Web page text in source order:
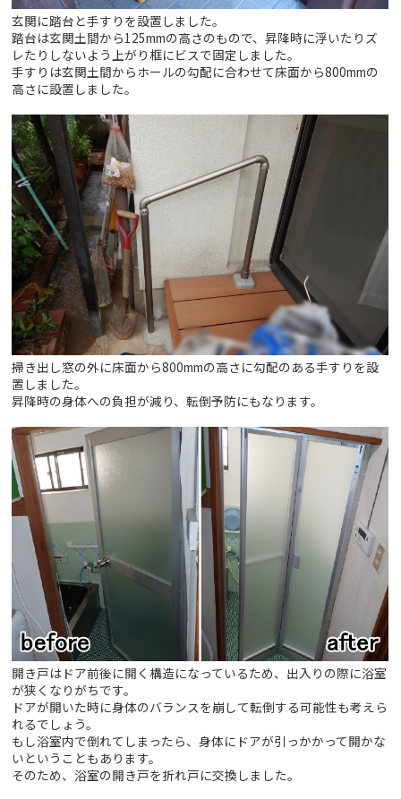
玄関に踏台と手すりを設置しました。
踏台は玄関土間から125mmの高さのもので、昇降時に浮いたりズ
レたりしないよう上がり框にビスで固定しました。
手すりは玄関土間からホールの勾配に合わせて床面から800mmの
高さに設置しました。
掃き出し窓の外に床面から800mmの高さに勾配のある手すりを設
置しました。
昇降時の身体への負担が減り、転倒予防にもなります。
開き戸はドア前後に開く構造になっているため、出入りの際に浴室
が狭くなりがちです。
ドアが開いた時に身体のバランスを崩して転倒する可能性も考えら
れるでしょう。
もし浴室内で倒れてしまったら、身体にドアが引っかかって開かな
いということもあります。
そのため、浴室の開き戸を折れ戸に交換しました。